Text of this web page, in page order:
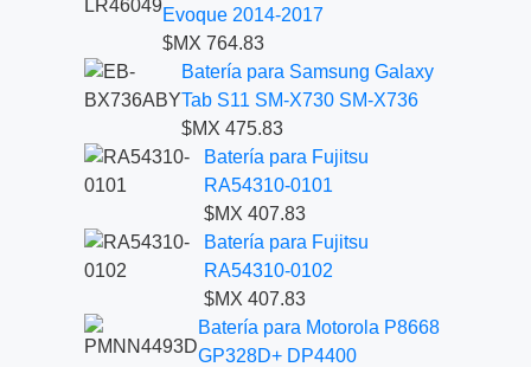
Evoque 2014-2017
$MX 764.83
Batería para Samsung Galaxy
Tab S11 SM-X730 SM-X736
$MX 475.83
Batería para Fujitsu
RA54310-0101
$MX 407.83
Batería para Fujitsu
RA54310-0102
$MX 407.83
Batería para Motorola P8668
GP328D+ DP4400